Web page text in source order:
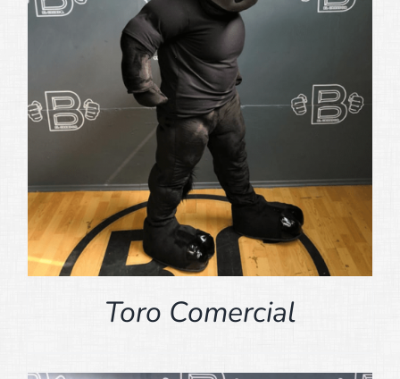
Toro Comercial